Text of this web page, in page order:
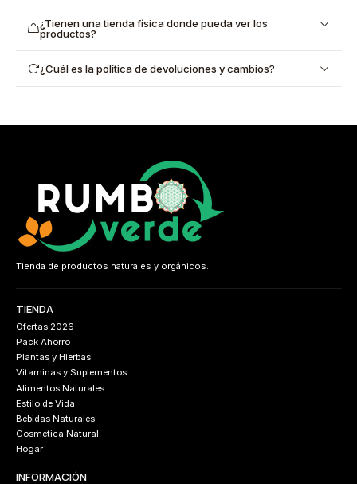
¿Tienen una tienda física donde pueda ver los
productos?
¿Cuál es la política de devoluciones y cambios?
Tienda de productos naturales y orgánicos.
TIENDA
Ofertas 2026
Pack Ahorro
Plantas y Hierbas
Vitaminas y Suplementos
Alimentos Naturales
Estilo de Vida
Bebidas Naturales
Cosmética Natural
Hogar
INFORMACIÓN